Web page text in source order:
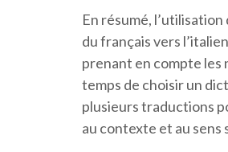
En résumé,
du français vers
prenant en compte les
temps de choisir un
plusieurs traductions
au contexte et au sens